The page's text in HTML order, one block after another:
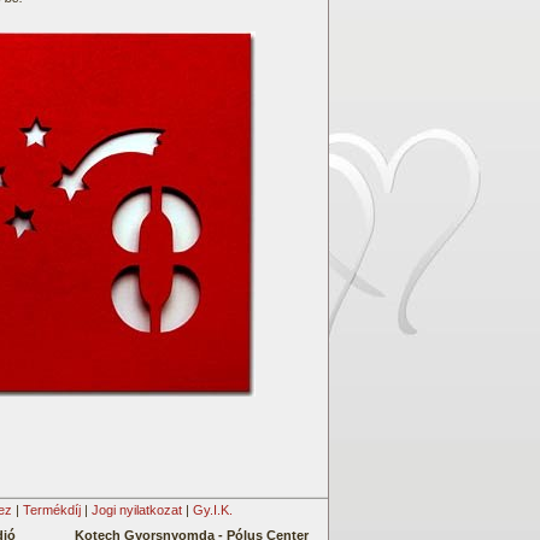
| Termékdíj| Jogi nyilatkozat| Gy.I.K.
Kotech Gyorsnyomda - Pólus Center